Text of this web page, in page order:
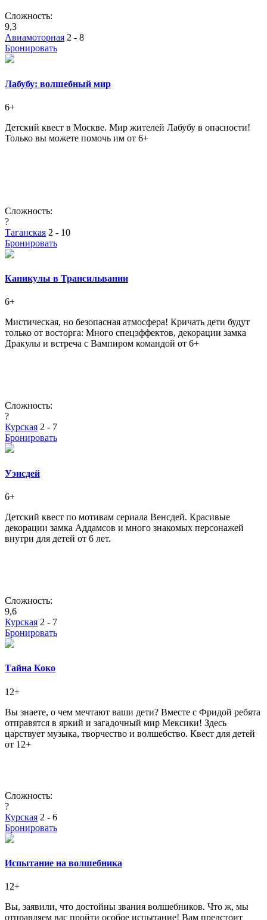
Сложность:
9,3
Авиамоторная 2 - 8
Бронировать
Лабубу: волшебный мир
6+
Детский квест в Москве. Мир жителей Лабубу в опасности!
Только вы можете помочь им от 6+
Сложность:
?
Таганская 2 - 10
Бронировать
Каникулы в Трансильвании
6+
Мистическая, но безопасная атмосфера! Кричать дети будут
только от восторга: Много спецэффектов, декорации замка
Дракулы и встреча с Вампиром командой от 6+
Сложность:
?
Курская 2 - 7
Бронировать
Уэнсдей
6+
Детский квест по мотивам сериала Венсдей. Красивые
декорации замка Аддамсов и много знакомых персонажей
внутри для детей от 6 лет.
Сложность:
9,6
Курская 2 - 7
Бронировать
Тайна Коко
12+
Вы знаете, о чем мечтают ваши дети? Вместе с Фридой ребята
отправятся в яркий и загадочный мир Мексики! Здесь
царствует музыка, творчество и волшебство. Квест для детей
от 12+
Сложность:
?
Курская 2 - 6
Бронировать
Испытание на волшебника
12+
Вы, заявили, что достойны звания волшебников. Что ж, мы
отправляем вас пройти особое испытание! Вам предстоит